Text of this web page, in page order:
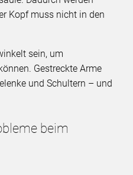
Kopf muss nicht in den
sein, um
Gestreckte Arme
und Schultern – und
beim